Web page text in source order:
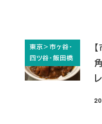
東京＞市ヶ谷・
四ツ谷・飯田橋
投